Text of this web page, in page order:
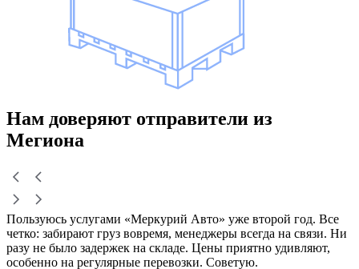
Нам доверяют отправители из
Мегиона
Пользуюсь услугами «Меркурий Авто» уже второй год. Все
четко: забирают груз вовремя, менеджеры всегда на связи. Ни
разу не было задержек на складе. Цены приятно удивляют,
особенно на регулярные перевозки. Советую.